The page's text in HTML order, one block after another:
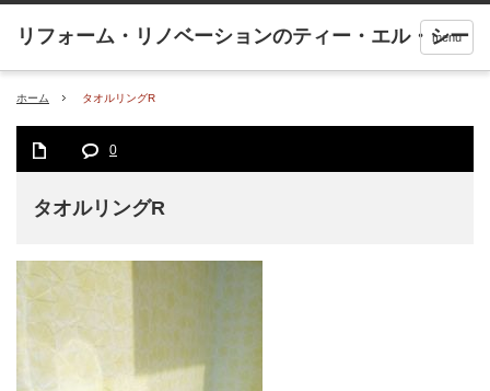
menu
ホーム タオルリングR
0
タオルリングR